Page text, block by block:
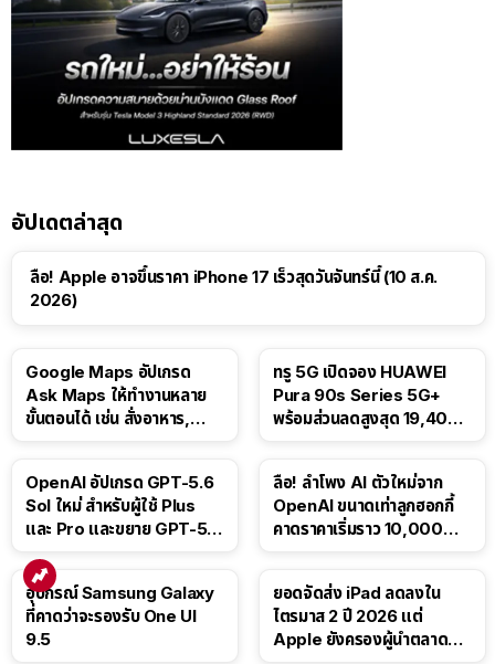
อัปเดตล่าสุด
ลือ! Apple อาจขึ้นราคา iPhone 17 เร็วสุดวันจันทร์นี้ (10 ส.ค.
2026)
Google Maps อัปเกรด
Ask Maps ให้ทำงานหลาย
ขั้นตอนได้ เช่น สั่งอาหาร,
ทรู 5G เปิดจอง HUAWEI
Pura 90s Series 5G+
พร้อมส่วนลดสูงสุด 19,400
OpenAI อัปเกรด GPT-5.6
Sol ใหม่ สำหรับผู้ใช้ Plus
และ Pro และขยาย GPT-5.6
ลือ! ลำโพง AI ตัวใหม่จาก
OpenAI ขนาดเท่าลูกฮอกกี้
คาดราคาเริ่มราว 10,000
อุปกรณ์ Samsung Galaxy
ที่คาดว่าจะรองรับ One UI
9.5
ยอดจัดส่ง iPad ลดลงใน
ไตรมาส 2 ปี 2026 แต่
Apple ยังครองผู้นำตลาด